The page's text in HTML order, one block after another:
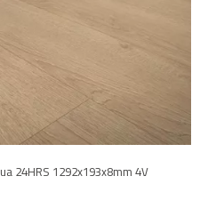
24HRS 1292x193x8mm 4V